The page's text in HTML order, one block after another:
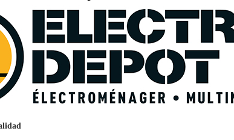
159€ 96
Pago aplazos
EcoTank EPSON ET-2861